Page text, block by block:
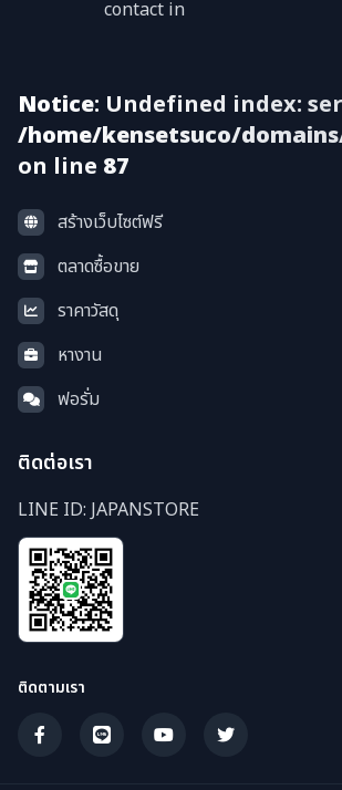
contact in
Notice: Undefined index:
/home/kensetsuco/
on line 87
สร้างเว็บไซต์ฟรี
ตลาดซื้อขาย
ราคาวัสดุ
หางาน
ฟอรั่ม
ติดต่อเรา
LINE ID: JAPANSTORE
ติดตามเรา